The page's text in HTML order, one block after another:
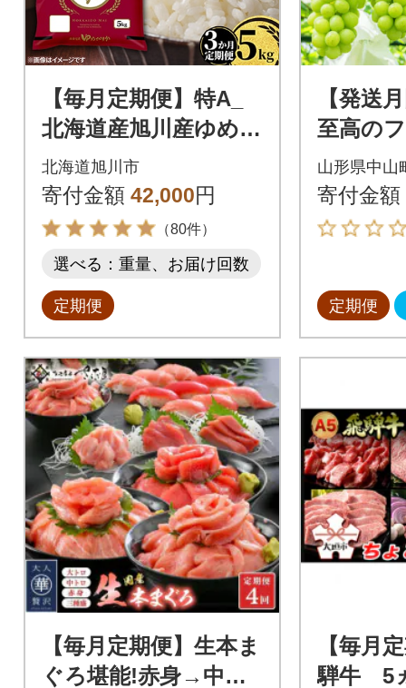
【毎月定期便】特A_
北海道産旭川産ゆめぴ
りか 精米5kg_米 お米
こめ_05402全3回
北海道旭川市
寄付金額 42,000円
（80件）
選べる：重量、お届け回数
定期便
【発送
至高の
町旬の
とずつ
便A全4
山形県中山
寄付金額
定期便
【毎月定期便】生本ま
ぐろ堪能!赤身→中ト
【毎月
騨牛 5